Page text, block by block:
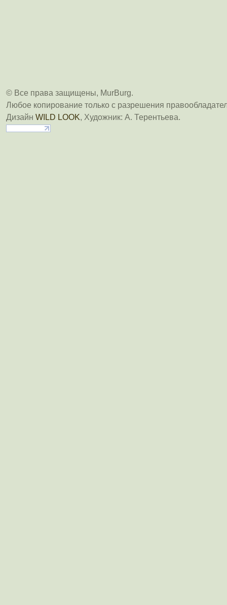
© Все права защищены, MurBurg.
Любое копирование только с разрешения
Дизайн WILD LOOK, Художник: А. Терентьева.